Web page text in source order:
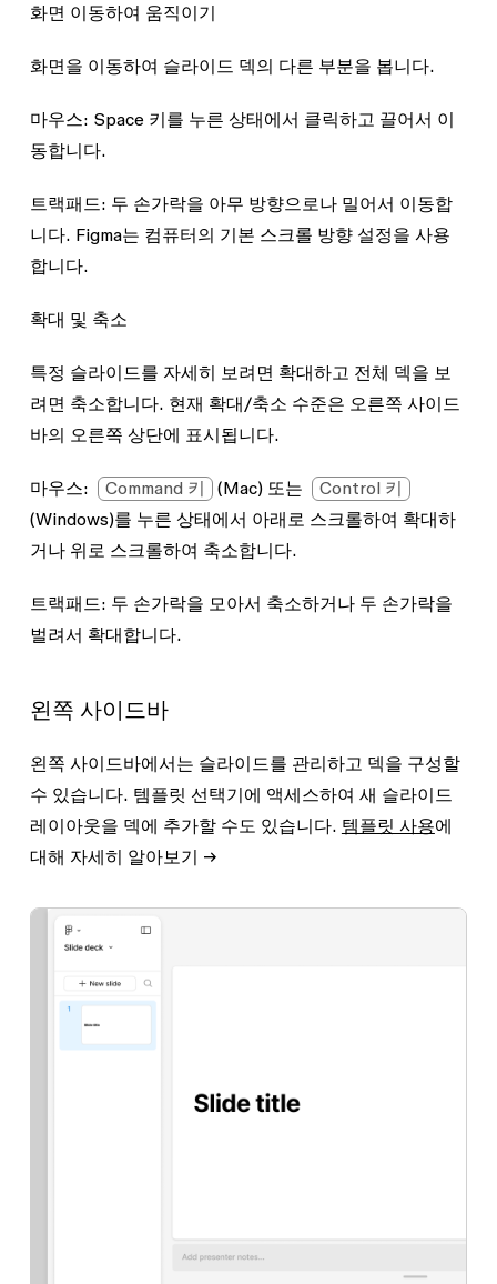
화면 이동하여 움직이기
화면을 이동하여 슬라이드 덱의 다른 부분을 봅니다.
마우스: Space 키를 누른 상태에서 클릭하고 끌어서 이
동합니다.
트랙패드: 두 손가락을 아무 방향으로나 밀어서 이동합
니다. Figma는 컴퓨터의 기본 스크롤 방향 설정을 사용
합니다.
확대 및 축소
특정 슬라이드를 자세히 보려면 확대하고 전체 덱을 보
려면 축소합니다. 현재 확대/축소 수준은 오른쪽 사이드
바의 오른쪽 상단에 표시됩니다.
마우스: Command 키 (Mac) 또는
Control 키
(Windows)를 누른 상태에서 아래로 스크롤하여 확대하
거나 위로 스크롤하여 축소합니다.
트랙패드: 두 손가락을 모아서 축소하거나 두 손가락을
벌려서 확대합니다.
왼쪽 사이드바
왼쪽 사이드바에서는 슬라이드를 관리하고 덱을 구성할
수 있습니다. 템플릿 선택기에 액세스하여 새 슬라이드
레이아웃을 덱에 추가할 수도 있습니다. 템플릿 사용에
대해 자세히 알아보기 →